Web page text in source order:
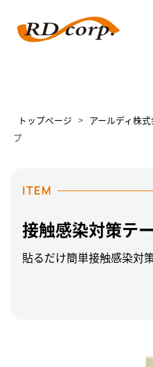
トップページ > アールディ株
プ
ITEM
接触感染対策テ
貼るだけ簡単接触感染対